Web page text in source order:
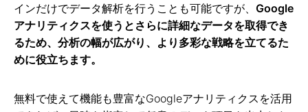
インだけでデータ解析を行うことも可能ですが、 Google
アナリティクスを使うとさらに詳細なデータを取得でき
るため、分析の幅が広がり、より多彩な戦略を立てるた
めに役立ちます。
無料で使えて機能も豊富なGoogleアナリティクスを活用